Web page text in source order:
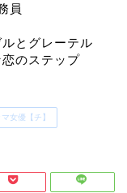
員
とグレーテル
のステップ
女優【チ】